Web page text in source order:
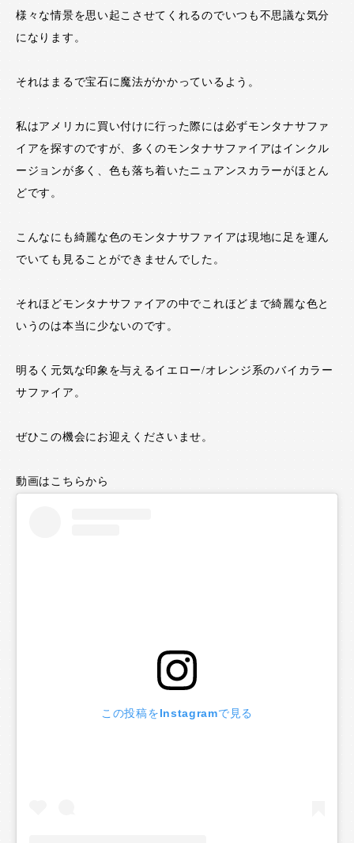
様々な情景を思い起こさせてくれるのでいつも不思議な気分
になります。
それはまるで宝石に魔法がかかっているよう。
私はアメリカに買い付けに行った際には必ずモンタナサファ
イアを探すのですが、多くのモンタナサファイアはインクル
ージョンが多く、色も落ち着いたニュアンスカラーがほとん
どです。
こんなにも綺麗な色のモンタナサファイアは現地に足を運ん
でいても見ることができませんでした。
それほどモンタナサファイアの中でこれほどまで綺麗な色と
いうのは本当に少ないのです。
明るく元気な印象を与えるイエロー/オレンジ系のバイカラー
サファイア。
ぜひこの機会にお迎えくださいませ。
動画はこちらから
この投稿をInstagramで見る